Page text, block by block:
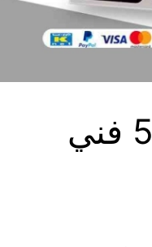
فني ستلايت المسيلة 55806005 فني